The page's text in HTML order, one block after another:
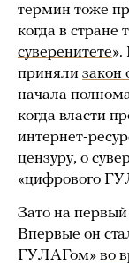
термин тоже
когда в стране
суверенитете».
приняли закон
начала
когда власти
интернет-
цензуру, о
«цифрового
Зато на первый
Впервые он
ГУЛАГом» во